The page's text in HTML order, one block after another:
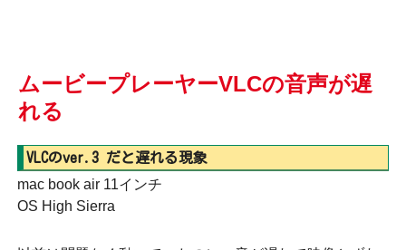
ムービープレーヤーVLCの音声が遅
れる
VLCのver.3 だと遅れる現象
mac book air 11インチ
OS High Sierra